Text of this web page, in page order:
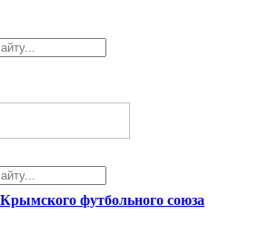
футбольного союза